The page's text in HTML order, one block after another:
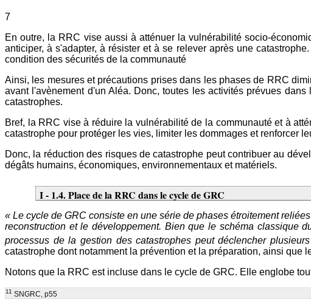
7
En outre, la RRC vise aussi à atténuer la vulnérabilité socio-
anticiper, à s'adapter, à résister et à se relever après une
condition des sécurités de la communauté
Ainsi, les mesures et précautions prises dans les phases de RRC
avant l'avènement d'un Aléa. Donc, toutes les activités prévues
catastrophes.
Bref, la RRC vise à réduire la vulnérabilité de la communauté et à
catastrophe pour protéger les vies, limiter les dommages et renforcer
Donc, la réduction des risques de catastrophe peut contribuer au
dégâts humains, économiques, environnementaux et matériels.
I - 1.4. Place de la RRC dans le cycle de GRC
« Le cycle de GRC consiste en une série de phases étroitement
reconstruction et le développement. Bien que le schéma classique
processus de la gestion des catastrophes peut déclencher
catastrophe dont notamment la prévention et la préparation, ainsi
Notons que la RRC est incluse dans le cycle de GRC. Elle englobe
11 SNGRC, p55